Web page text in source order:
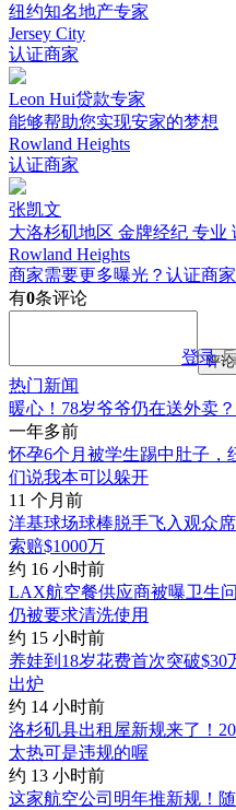
纽约知名地产专家
Jersey City
认证商家
Leon Hui贷款专家
能够帮助您实现安家的梦想
Rowland Heights
认证商家
张凯文
大洛杉矶地区 金牌经纪 专业
Rowland Heights
商家需要更多曝光？认证商家
有0条评论
登录评论
热门新闻
暖心！78岁爷爷仍在送外卖
一年多前
怀孕6个月被学生踢中肚子，
们说我本可以躲开
11 个月前
洋基球场球棒脱手飞入观众
索赔$1000万
约 16 小时前
LAX航空餐供应商被曝卫生
仍被要求清洗使用
约 15 小时前
养娃到18岁花费首次突破$30
出炉
约 14 小时前
洛杉矶县出租屋新规来了！
太热可是违规的喔
约 13 小时前
这家航空公司明年推新规！